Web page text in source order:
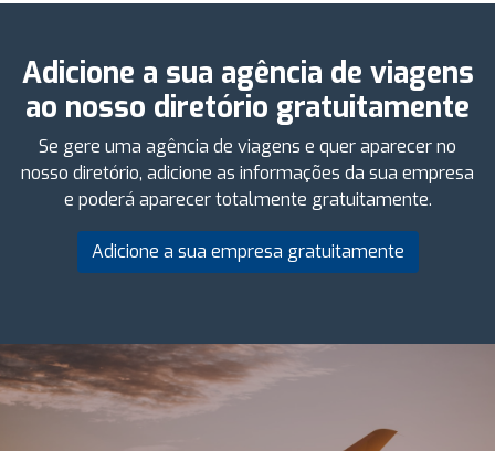
Adicione a sua agência de viagens
ao nosso diretório gratuitamente
Se gere uma agência de viagens e quer aparecer no
nosso diretório, adicione as informações da sua empresa
e poderá aparecer totalmente gratuitamente.
Adicione a sua empresa gratuitamente